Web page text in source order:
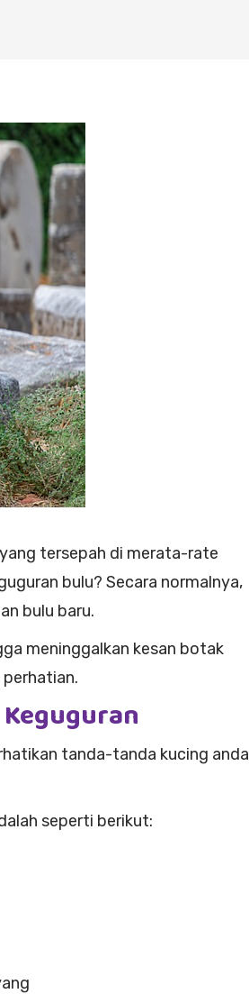
tersepah di merata-rate
bulu? Secara normalnya,
bulu baru.
meninggalkan kesan botak
tanda-tanda kucing anda
seperti berikut: